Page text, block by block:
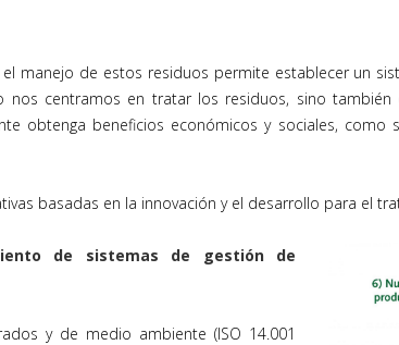
manejo de estos residuos permite establecer un
nos centramos en tratar los residuos, sino
obtenga beneficios económicos y sociales,
basadas en la innovación y el desarrollo para el
de sistemas de gestión de
y de medio ambiente (ISO 14.001